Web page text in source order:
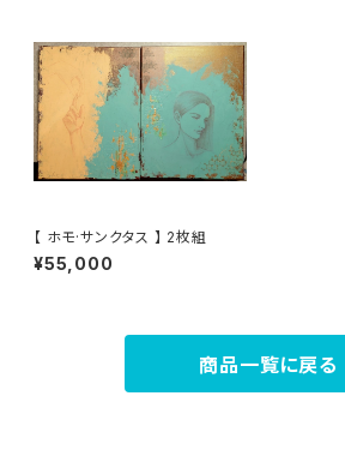
【 ホモ·サンクタス 】 2枚組
¥55,000
商品一覧に戻る